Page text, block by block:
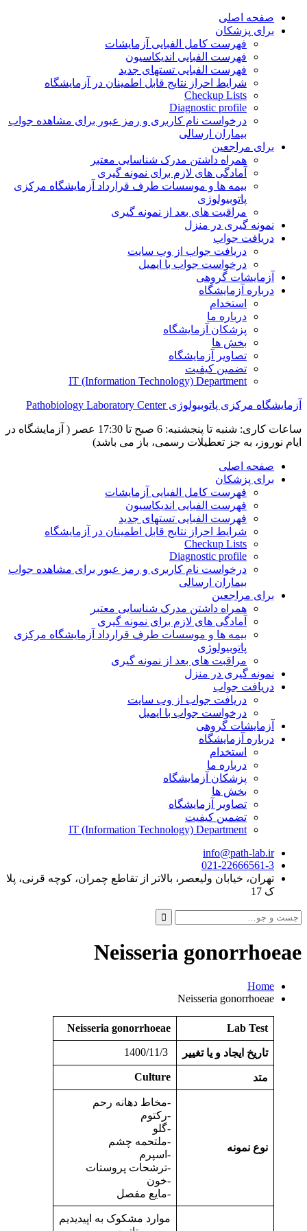
Skip
صفحه اصلی
برای پزشکان
فهرست کامل الفبایی آزمایشات
فهرست الفبایی اندیکاسیون
فهرست الفبایی تستهای جدید
شرایط احراز نتایج قابل اطمینان در آزمایشگاه
Checkup Lists
Diagnostic profile
درخواست نام کاربری و رمز عبور برای مشاهده جواب
بیماران ارسالی
برای مراجعین
همراه داشتن مدرک شناسایی معتبر
آمادگی های لازم برای نمونه گیری
بیمه ها و موسسات طرف قرارداد آزمایشگاه مرکزی
پاتوبیولوژی
مراقبت های بعد از نمونه گیری
نمونه گیری در منزل
دریافت جواب
دریافت جواب از وب سایت
درخواست جواب با ایمیل
آزمایشات گروهی
درباره آزمایشگاه
استخدام
درباره ما
پزشکان آزمایشگاه
بخش ها
تصاویر آزمایشگاه
تضمین کیفیت
IT (Information Technology) Department
آزمایشگاه مرکزی پاتوبیولوژی Pathobiology Laboratory Center
ساعات کاری: شنبه تا پنجشنبه: 6 صبح تا 17:30 عصر ( آزمایشگاه در
ایام نوروز، به جز تعطیلات رسمی، باز می باشد)
صفحه اصلی
برای پزشکان
فهرست کامل الفبایی آزمایشات
فهرست الفبایی اندیکاسیون
فهرست الفبایی تستهای جدید
شرایط احراز نتایج قابل اطمینان در آزمایشگاه
Checkup Lists
Diagnostic profile
درخواست نام کاربری و رمز عبور برای مشاهده جواب
بیماران ارسالی
برای مراجعین
همراه داشتن مدرک شناسایی معتبر
آمادگی های لازم برای نمونه گیری
بیمه ها و موسسات طرف قرارداد آزمایشگاه مرکزی
پاتوبیولوژی
مراقبت های بعد از نمونه گیری
نمونه گیری در منزل
دریافت جواب
دریافت جواب از وب سایت
درخواست جواب با ایمیل
آزمایشات گروهی
درباره آزمایشگاه
استخدام
درباره ما
پزشکان آزمایشگاه
بخش ها
تصاویر آزمایشگاه
تضمین کیفیت
IT (Information Technology) Department
info@path-lab.ir
021-22666561-3
تهران، خیابان ولیعصر، بالاتر از تقاطع چمران، کوچه قرنی، پلا
ک 17
جست
و
برای:
Neisseria gonorrhoeae
Home
Neisseria gonorrhoeae
Lab Test
Neisseria gonorrhoeae
تاریخ ایجاد و یا تغییر 1400/11/3
متد Culture
نوع نمونه
-مخاط دهانه رحم
-رکتوم
-گلو
-ملتحمه چشم
-اسپرم
-ترشحات پروستات
-خون
-مایع مفصل
موارد مشکوک به اپیدیدیم